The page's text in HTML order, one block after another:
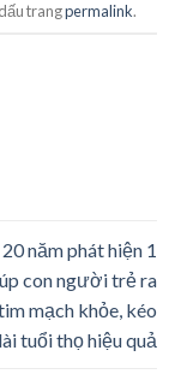
trangpermalink.
năm phát hiện 1
con người trẻ ra
mạch khỏe, kéo
tuổi thọ hiệu quả